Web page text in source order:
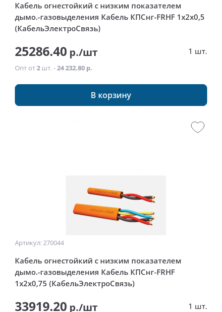
Кабель огнестойкий с низким показателем
дымо.-газовыделения Кабель КПСнг-FRHF 1x2x0,5
(КабельЭлектроСвязь)
25286.40 р./шт 1 шт.
Опт от2 шт. -24 232.80 р.
В корзину
Артикул: 270044
Кабель огнестойкий с низким показателем
дымо.-газовыделения Кабель КПСнг-FRHF
1x2x0,75 (КабельЭлектроСвязь)
33919.20 р./шт 1 шт.